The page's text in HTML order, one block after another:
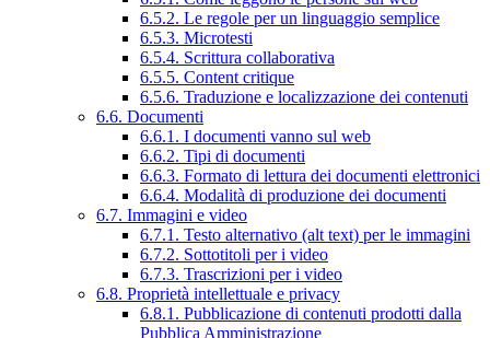
6.5.2. Le regole per un linguaggio semplice
6.5.3. Microtesti
6.5.4. Scrittura collaborativa
6.5.5. Content critique
6.5.6. Traduzione e localizzazione dei contenuti
6.6. Documenti
6.6.1. I documenti vanno sul web
6.6.2. Tipi di documenti
6.6.3. Formato di lettura dei documenti elettronici
6.6.4. Modalità di produzione dei documenti
6.7. Immagini e video
6.7.1. Testo alternativo (alt text) per le immagini
6.7.2. Sottotitoli per i video
6.7.3. Trascrizioni per i video
6.8. Proprietà intellettuale e privacy
6.8.1. Pubblicazione di contenuti prodotti dalla
Pubblica Amministrazione